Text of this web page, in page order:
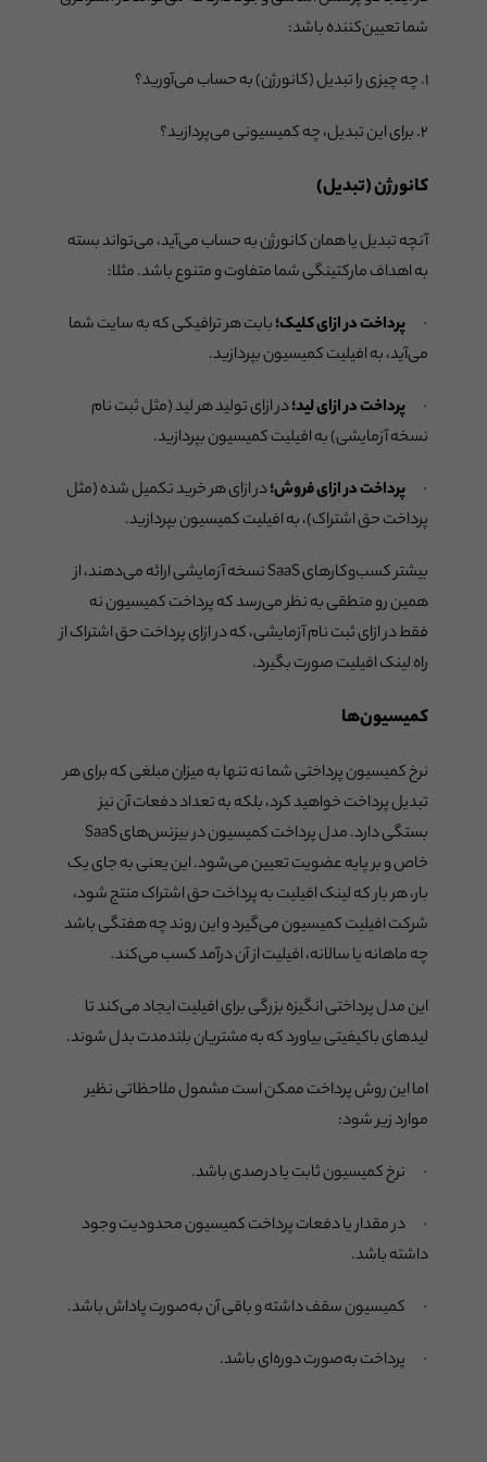
شما تعیین‌کننده باشد:
۱. چه چیزی را تبدیل (کانورژن) به حساب می‌آورید؟
۲. برای این تبدیل، چه کمیسیونی می‌پردازید؟
کانورژن (تبدیل)
آنچه تبدیل یا همان کانورژن به حساب می‌آید، می‌تواند بسته
به اهداف مارکتینگی شما متفاوت و متنوع باشد. مثلا:
·پرداخت در ازای کلیک؛بابت هر ترافیکی که به سایت شما
می‌آید، به افیلیت کمیسیون بپردازید.
·پرداخت در ازای لید؛در ازای تولید هر لید (مثل ثبت نام
نسخه آزمایشی) به افیلیت کمیسیون بپردازید.
·پرداخت در ازای فروش؛در ازای هر خرید تکمیل شده (مثل
پرداخت حق اشتراک)، به افیلیت کمیسیون بپردازید.
بیشتر کسب‌وکارهای SaaS نسخه آزمایشی ارائه می‌دهند، از
همین رو منطقی به نظر می‌رسد که پرداخت کمیسیون نه
فقط در ازای ثبت نام آزمایشی، که در ازای پرداخت حق اشتراک از
راه لینک افیلیت صورت بگیرد.
کمیسیون‌ها
نرخ کمیسیون پرداختی شما نه تنها به میزان مبلغی که برای هر
تبدیل پرداخت خواهید کرد، بلکه به تعداد دفعات آن نیز
بستگی دارد. مدل پرداخت کمیسیون در بیزنس‌های SaaS
خاص و بر پایه عضویت تعیین می‌شود. این یعنی به جای یک
بار، هر بار که لینک افیلیت به پرداخت حق اشتراک منتج شود،
شرکت افیلیت کمیسیون می‌گیرد و این روند چه هفتگی باشد
چه ماهانه یا سالانه، افیلیت از آن درآمد کسب می‌کند.
این مدل پرداختی انگیزه بزرگی برای افیلیت ایجاد می‌کند تا
لیدهای باکیفیتی بیاورد که به مشتریان بلندمدت بدل شوند.
اما این روش پرداخت ممکن است مشمول ملاحظاتی نظیر
موارد زیر شود:
· نرخ کمیسیون ثابت یا درصدی باشد.
· در مقدار یا دفعات پرداخت کمیسیون محدودیت وجود
داشته باشد.
· کمیسیون سقف داشته و باقی آن به‌صورت پاداش باشد.
· پرداخت به‌صورت دوره‌ای باشد.